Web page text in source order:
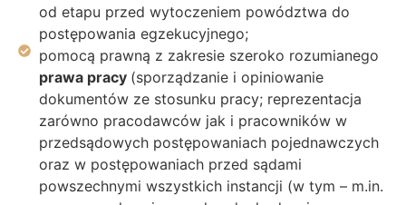
od etapu przed wytoczeniem powództwa do
postępowania egzekucyjnego;
pomocą prawną z zakresie szeroko rozumianego
prawa pracy (sporządzanie i opiniowanie
dokumentów ze stosunku pracy; reprezentacja
zarówno pracodawców jak i pracowników w
przedsądowych postępowaniach pojednawczych
oraz w postępowaniach przed sądami
powszechnymi wszystkich instancji (w tym – m.in.